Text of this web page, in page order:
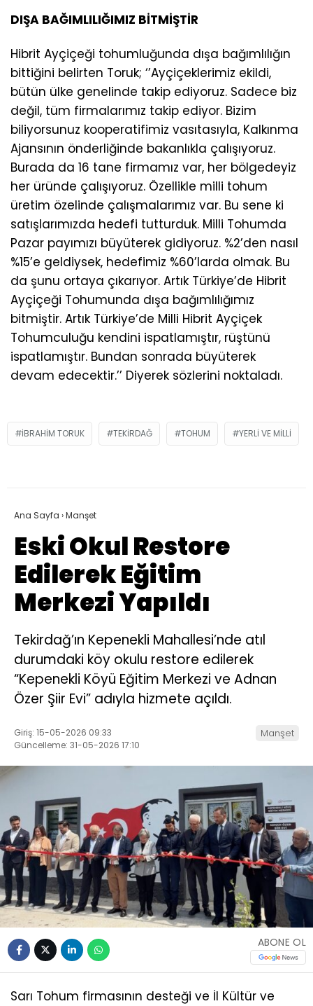
DIŞA BAĞIMLILIĞIMIZ BİTMİŞTİR
Hibrit Ayçiçeği tohumluğunda dışa bağımlılığın
bittiğini belirten Toruk; ‘’Ayçiçeklerimiz ekildi,
bütün ülke genelinde takip ediyoruz. Sadece biz
değil, tüm firmalarımız takip ediyor. Bizim
biliyorsunuz kooperatifimiz vasıtasıyla, Kalkınma
Ajansının önderliğinde bakanlıkla çalışıyoruz.
Burada da 16 tane firmamız var, her bölgedeyiz
her üründe çalışıyoruz. Özellikle milli tohum
üretim özelinde çalışmalarımız var. Bu sene ki
satışlarımızda hedefi tutturduk. Milli Tohumda
Pazar payımızı büyüterek gidiyoruz. %2’den nasıl
%15’e geldiysek, hedefimiz %60’larda olmak. Bu
da şunu ortaya çıkarıyor. Artık Türkiye’de Hibrit
Ayçiçeği Tohumunda dışa bağımlılığımız
bitmiştir. Artık Türkiye’de Milli Hibrit Ayçiçek
Tohumculuğu kendini ispatlamıştır, rüştünü
ispatlamıştır. Bundan sonrada büyüterek
devam edecektir.’’ Diyerek sözlerini noktaladı.
IBRAHIM TORUK TEKIRDAĞ TOHUM YERLI VE MILLI
Ana Sayfa ›Manşet
Eski Okul Restore
Edilerek Eğitim
Merkezi Yapıldı
Tekirdağ’ın Kepenekli Mahallesi’nde atıl
durumdaki köy okulu restore edilerek
“Kepenekli Köyü Eğitim Merkezi ve Adnan
Özer Şiir Evi” adıyla hizmete açıldı.
Giriş: 15-05-2026 09:33
Güncelleme: 31-05-2026 17:10
Manşet
ABONE OL
Sarı Tohum firmasının desteği ve İl Kültür ve